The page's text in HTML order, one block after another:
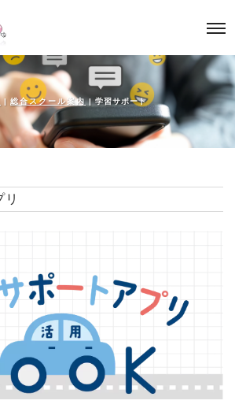
| 総合スクール案内|学習サポート